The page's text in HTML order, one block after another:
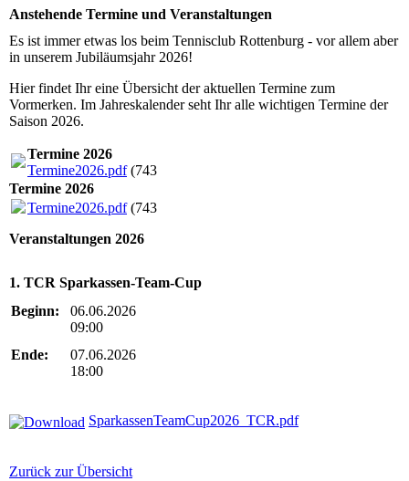
Anstehende Termine und Veranstaltungen
Es ist immer etwas los beim Tennisclub Rottenburg - vor allem aber
in unserem Jubiläumsjahr 2026!
Hier findet Ihr eine Übersicht der aktuellen Termine zum
Vormerken. Im Jahreskalender seht Ihr alle wichtigen Termine der
Saison 2026.
Termine 2026
Termine2026.pdf(743.05KB)
Termine 2026
Termine2026.pdf(743.05KB)
Veranstaltungen 2026
1. TCR Sparkassen-Team-Cup
Beginn:
06.06.2026
09:00
Ende:
07.06.2026
18:00
SparkassenTeamCup2026_TCR.pdf
Zurück zur Übersicht